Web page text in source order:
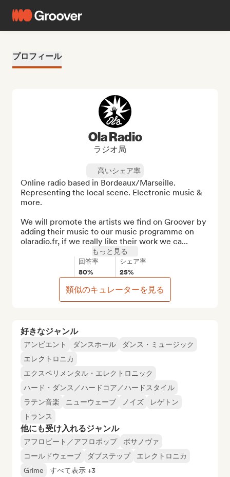
プロフィール
好きなジャンル
アンビエント ダンスホール
ダンス・ミュージック
エレクトロニカ
エクスペリメンタル・エレクトロニック
ハード・ダンス／ハードコア／ハードスタイル
ラテン音楽
ニューウェーブ ノイズ
レゲトン
トランス
他にも受け入れるジャンル
アフロビート／アフロポップ
ボサノヴァ
コールドウェーブ
ダブステップ
エレクトロニカ
Grime
すべて表示 +3
Ola Radio
ラジオ局
高いシェア率
Online radio based in Bordeaux/Marseille.
Representing the local scene. Electronic music &
more.
We will promote the artists we find on Groover by
adding their music to our music programme on
olaradio.fr, if we really like their work we ca...
もっと見る
回答率
80%
シェア率
25%
類似のキュレーターを見る